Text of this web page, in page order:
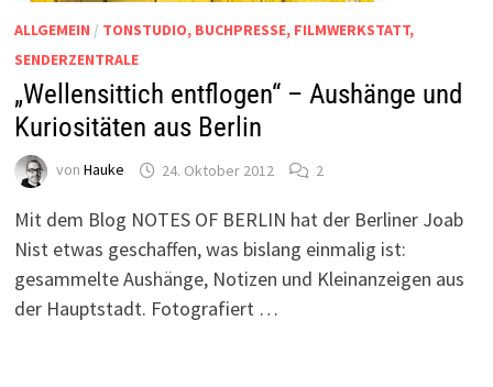
ALLGEMEIN / TONSTUDIO, BUCHPRESSE, FILMWERKSTATT,
SENDERZENTRALE
„Wellensittich entflogen“ – Aushänge und
Kuriositäten aus Berlin
von Hauke 24. Oktober 2012 2
Mit dem Blog NOTES OF BERLIN hat der Berliner Joab
Nist etwas geschaffen, was bislang einmalig ist:
gesammelte Aushänge, Notizen und Kleinanzeigen aus
der Hauptstadt. Fotografiert …